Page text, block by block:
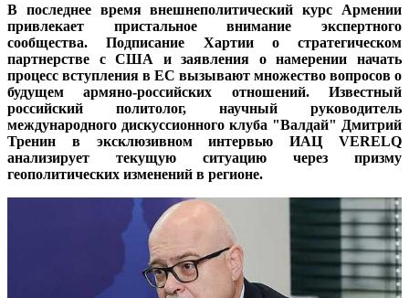
В последнее время внешнеполитический курс Армении
привлекает пристальное внимание экспертного
сообщества. Подписание Хартии о стратегическом
партнерстве с США и заявления о намерении начать
процесс вступления в ЕС вызывают множество вопросов о
будущем армяно-российских отношений. Известный
российский политолог, научный руководитель
международного дискуссионного клуба "Валдай" Дмитрий
Тренин в эксклюзивном интервью ИАЦ VERELQ
анализирует текущую ситуацию через призму
геополитических изменений в регионе.